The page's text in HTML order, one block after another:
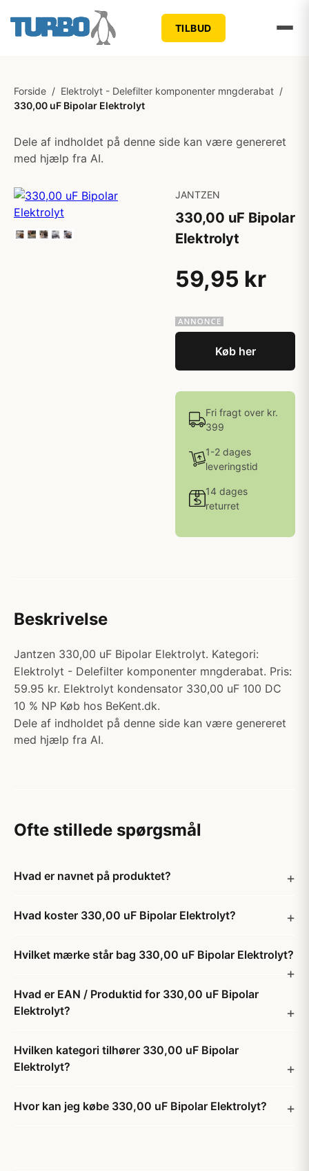
TILBUD
Forside / Elektrolyt - Delefilter komponenter mngderabat /
330,00 uF Bipolar Elektrolyt
Dele af indholdet på denne side kan være genereret
med hjælp fra AI.
JANTZEN
330,00 uF Bipolar
Elektrolyt
59,95 kr
Køb her
Fri fragt over kr.
399
1-2 dages
leveringstid
14 dages
returret
Beskrivelse
Jantzen 330,00 uF Bipolar Elektrolyt. Kategori:
Elektrolyt - Delefilter komponenter mngderabat. Pris:
59.95 kr. Elektrolyt kondensator 330,00 uF 100 DC
10 % NP Køb hos BeKent.dk.
Dele af indholdet på denne side kan være genereret
med hjælp fra AI.
Ofte stillede spørgsmål
Hvad er navnet på produktet?
Hvad koster 330,00 uF Bipolar Elektrolyt?
Hvilket mærke står bag 330,00 uF Bipolar Elektrolyt?
Hvad er EAN / Produktid for 330,00 uF Bipolar
Elektrolyt?
Hvilken kategori tilhører 330,00 uF Bipolar
Elektrolyt?
Hvor kan jeg købe 330,00 uF Bipolar Elektrolyt?